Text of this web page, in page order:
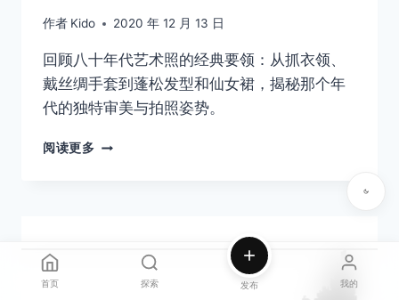
作者 Kido 2020 年 12 月 13 日
回顾八十年代艺术照的经典要领：从抓衣领、
戴丝绸手套到蓬松发型和仙女裙，揭秘那个年
代的独特审美与拍照姿势。
阅读更多 如
首页 探索 发布 我的